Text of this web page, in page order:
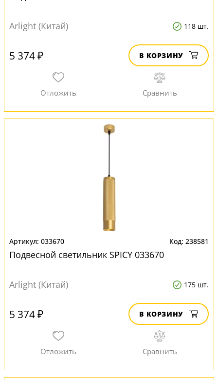
Arlight (Китай) 118 шт.
5 374 ₽ В КОРЗИНУ
033670 238581
Подвесной светильник SPICY 033670
Arlight (Китай) 175 шт.
5 374 ₽ В КОРЗИНУ